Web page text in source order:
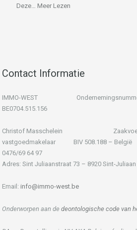
Deze… Meer Lezen
Contact Informatie
IMMO-WEST
BE0704.515.156
Christof Masschelein
vastgoedmakelaar BIV
0476/69 64 97
Adres: Sint Juliaanstraat 73 – 8920 Sint-Juliaan
Email: info@immo-west.be
Onderworpen aan de deontologische code van